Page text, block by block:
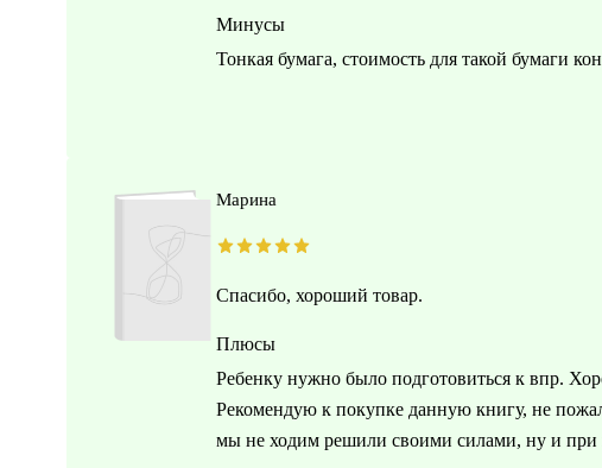
Минусы
Тонкая бумага, стоимость для такой бумаги
Марина
Спасибо, хороший товар.
Плюсы
Ребенку нужно было подготовиться к впр.
Рекомендую к покупке данную книгу, не
мы не ходим решили своими силами, ну и